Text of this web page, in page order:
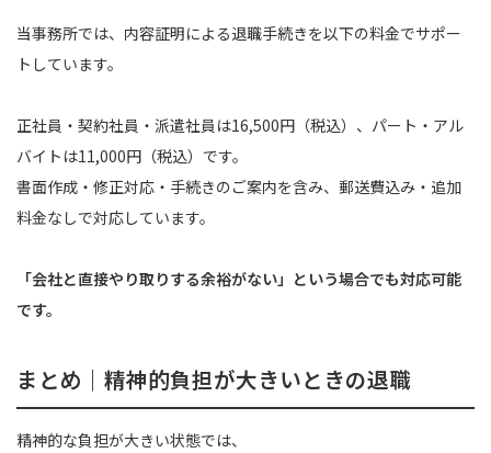
当事務所では、内容証明による退職手続きを以下の料金でサポー
トしています。
正社員・契約社員・派遣社員は16,500円（税込）、パート・アル
バイトは11,000円（税込）です。
書面作成・修正対応・手続きのご案内を含み、郵送費込み・追加
料金なしで対応しています。
「会社と直接やり取りする余裕がない」という場合でも対応可能
です。
まとめ｜精神的負担が大きいときの退職
精神的な負担が大きい状態では、